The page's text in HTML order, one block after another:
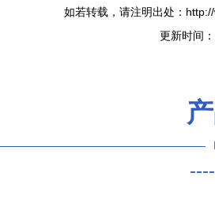
如若转载，请注明出处：
更新时间